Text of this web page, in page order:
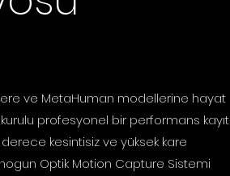
ve MetaHuman modellerine hayat
profesyonel bir performans kayıt
kesintisiz ve yüksek kare
Optik Motion Capture Sistemi